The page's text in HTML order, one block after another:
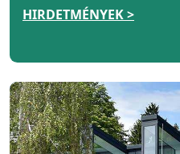
HIRDETMÉNYEK >